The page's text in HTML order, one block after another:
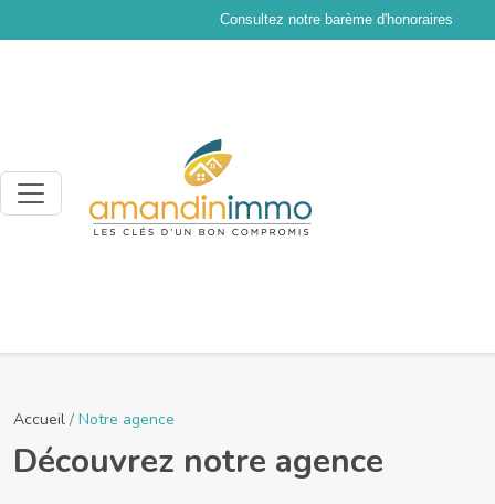
Consultez notre barème d'honoraires
Accueil / Notre agence
Découvrez notre agence